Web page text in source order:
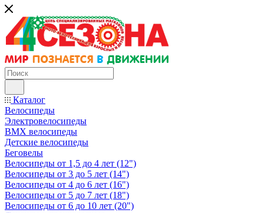
Каталог
Велосипеды
Электровелосипеды
BMX велосипеды
Детские велосипеды
Беговелы
Велосипеды от 1,5 до 4 лет (12")
Велосипеды от 3 до 5 лет (14")
Велосипеды от 4 до 6 лет (16")
Велосипеды от 5 до 7 лет (18")
Велосипеды от 6 до 10 лет (20")